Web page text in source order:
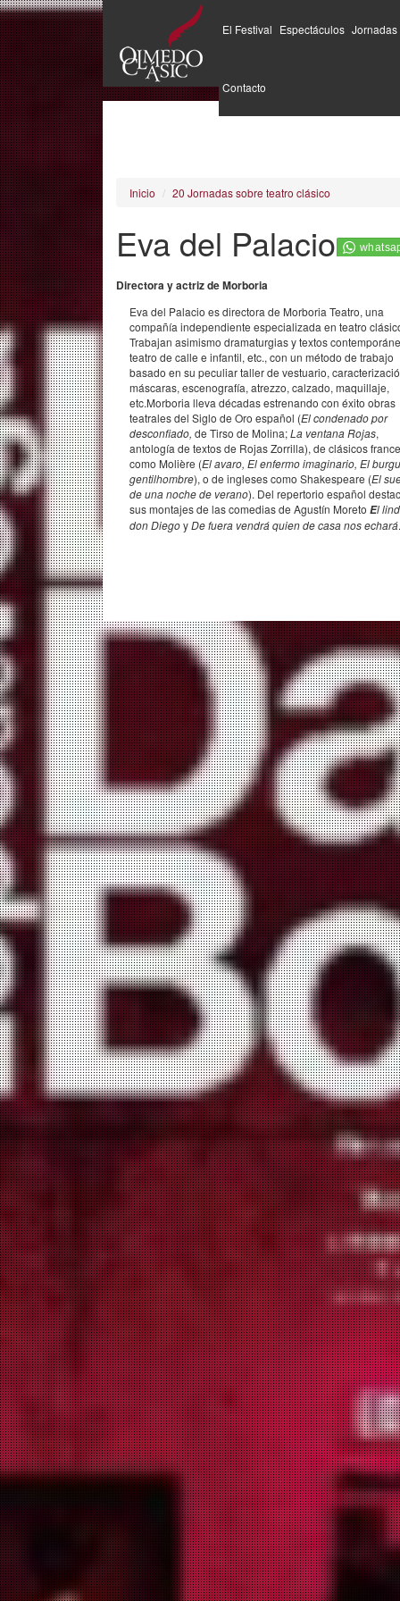
Pasar
al
contenido
principal
El Festival Espectáculos Jornadas
Contacto
Inicio 20 Jornadas sobre teatro clásico
Eva del Palacio
Directora y actriz de Morboria
Eva del Palacio es directora de Morboria Teatro, una
compañía independiente especializada en teatro
Trabajan asimismo dramaturgias y textos
teatro de calle e infantil, etc., con un método de trabajo
basado en su peculiar taller de vestuario,
máscaras, escenografía, atrezzo, calzado, maquillaje,
etc.Morboria lleva décadas estrenando con éxito obras
teatrales del Siglo de Oro español (El condenado por
desconfiado, de Tirso de Molina;La ventana Rojas,
antología de textos de Rojas Zorrilla), de clásicos
como Molière (El avaro, El enfermo imaginario, El
gentilhombre), o de ingleses como Shakespeare (El
de una noche de verano). Del repertorio español
sus montajes de las comedias de Agustín Moreto El
don DiegoyDe fuera vendrá quien de casa nos echará.